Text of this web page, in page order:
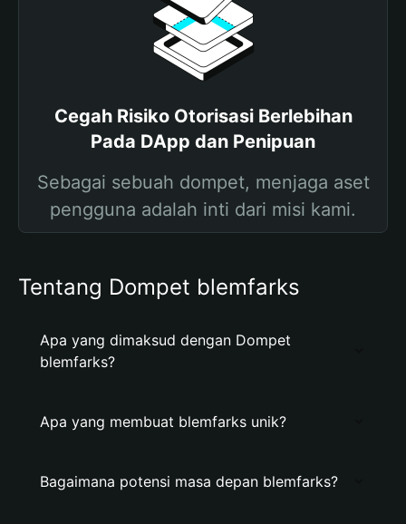
Cegah Risiko Otorisasi Berlebihan
Pada DApp dan Penipuan
Sebagai sebuah dompet, menjaga aset
pengguna adalah inti dari misi kami.
Tentang Dompet blemfarks
Apa yang dimaksud dengan Dompet
blemfarks?
Apa yang membuat blemfarks unik?
Bagaimana potensi masa depan blemfarks?